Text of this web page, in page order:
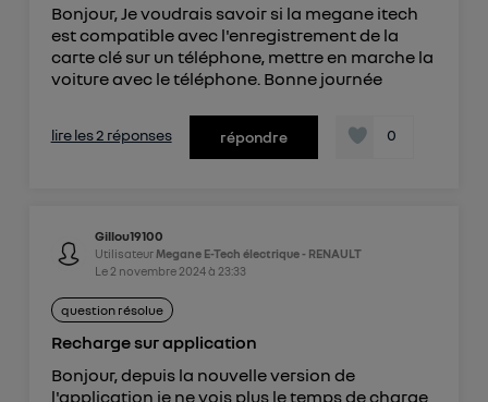
Bonjour, Je voudrais savoir si la megane itech
est compatible avec l'enregistrement de la
carte clé sur un téléphone, mettre en marche la
voiture avec le téléphone. Bonne journée
lire les 2 réponses répondre 0
Gillou19100
Utilisateur Megane E-Tech électrique - RENAULT
Le 2 novembre 2024à 23:33
question résolue
Recharge sur application
Bonjour, depuis la nouvelle version de
l'application je ne vois plus le temps de charge